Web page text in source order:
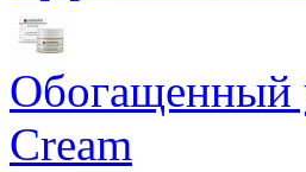
Обогащенный
Cream